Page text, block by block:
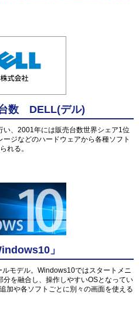
数 DELL(デル)
、2001年には販売台数世界シェア1位
ジなどのハードウェアから各種ソフト
れる。
」
モデル。Windows10ではスタートメニ
を融合し、操作しやすいOSとなってい
加や各ソフトごとに別々の画面を使える